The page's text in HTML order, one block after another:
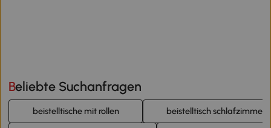
Beliebte Suchanfragen
beistelltische mit rollen beistelltisch schlafzimmer